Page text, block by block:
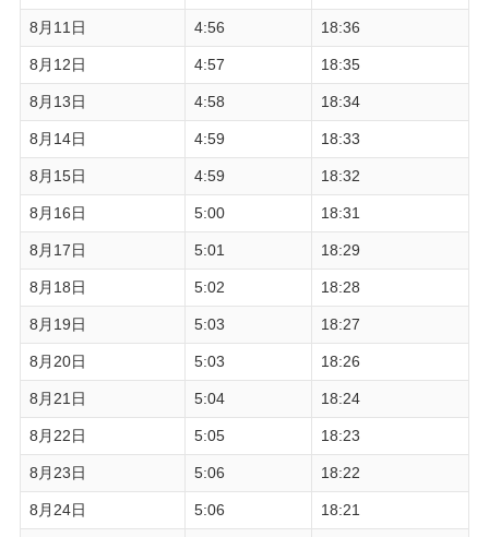
8月11日 4:56 18:36
8月12日 4:57 18:35
8月13日 4:58 18:34
8月14日 4:59 18:33
8月15日 4:59 18:32
8月16日 5:00 18:31
8月17日 5:01 18:29
8月18日 5:02 18:28
8月19日 5:03 18:27
8月20日 5:03 18:26
8月21日 5:04 18:24
8月22日 5:05 18:23
8月23日 5:06 18:22
8月24日 5:06 18:21